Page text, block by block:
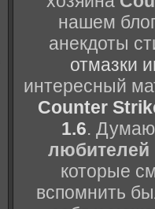
нашем
анекдоты
отмазки
интересный
Counter
1.6. Думаю
любителей
которые
вспомнить